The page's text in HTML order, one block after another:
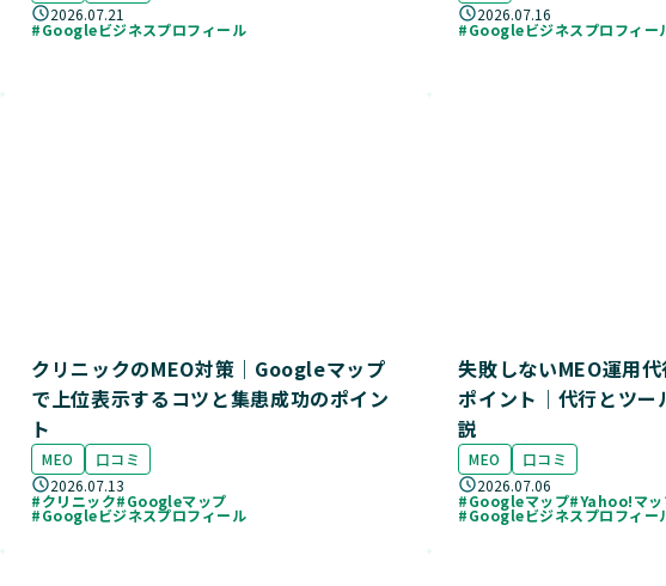
2026.07.21
#Googleビジネスプロフィール
2026.07.16
#Googleビジネスプロフィー
クリニックのMEO対策｜Googleマップ
で上位表示するコツと集患成功のポイン
ト
MEO
口コミ
2026.07.13
#クリニック#Googleマップ
#Googleビジネスプロフィール
失敗しないMEO運用
ポイント｜代行とツー
説
MEO
口コミ
2026.07.06
#Googleマップ#Yahoo!マッ
#Googleビジネスプロフィー